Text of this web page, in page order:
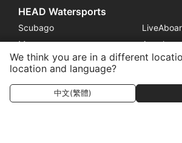
HEAD Watersports
Scubago
Mares
Aqualung
Apeks
rEvo
We think you are in a different
location and language?
中文(繁體)